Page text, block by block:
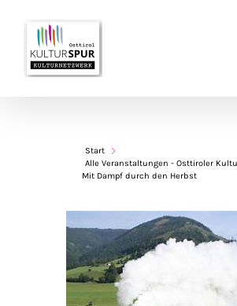
Inhalt
springen
Start
Alle Veranstaltungen - Osttiroler
Mit Dampf durch den Herbst